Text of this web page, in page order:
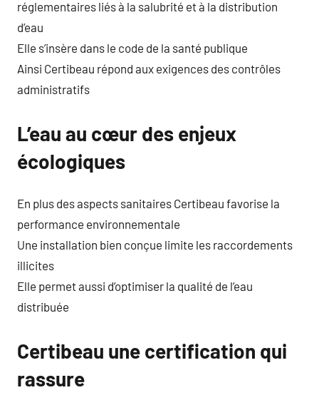
réglementaires liés à la salubrité et à la distribution
d’eau
Elle s’insère dans le code de la santé publique
Ainsi Certibeau répond aux exigences des contrôles
administratifs
L’eau au cœur des enjeux
écologiques
En plus des aspects sanitaires Certibeau favorise la
performance environnementale
Une installation bien conçue limite les raccordements
illicites
Elle permet aussi d’optimiser la qualité de l’eau
distribuée
Certibeau une certification qui
rassure